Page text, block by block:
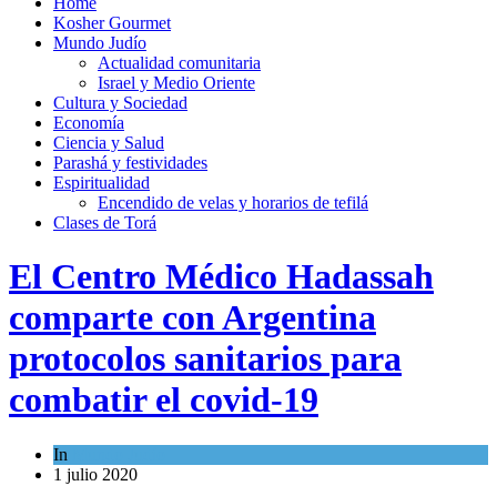
Kosher Gourmet
Mundo Judío
Actualidad comunitaria
Israel y Medio Oriente
Cultura y Sociedad
Economía
Ciencia y Salud
Parashá y festividades
Espiritualidad
Encendido de velas y horarios de tefilá
Clases de Torá
El Centro Médico Hadassah
comparte con Argentina
protocolos sanitarios para
combatir el covid-19
In
1 julio 2020